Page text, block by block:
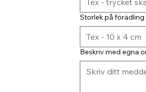
Storlek på
Beskriv med egna